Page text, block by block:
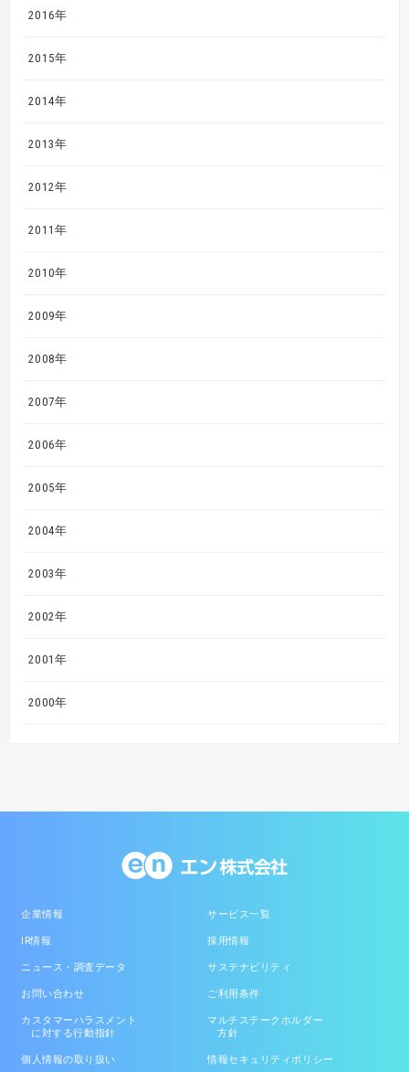
2016年
2015年
2014年
2013年
2012年
2011年
2010年
2009年
2008年
2007年
2006年
2005年
2004年
2003年
2002年
2001年
2000年
企業情報 サービス一覧
IR情報 採用情報
ニュース・調査データ サステナビリティ
お問い合わせ ご利用条件
カスタマーハラスメント
に対する行動指針
マルチステークホルダー
方針
個人情報の取り扱い 情報セキュリティポリシー